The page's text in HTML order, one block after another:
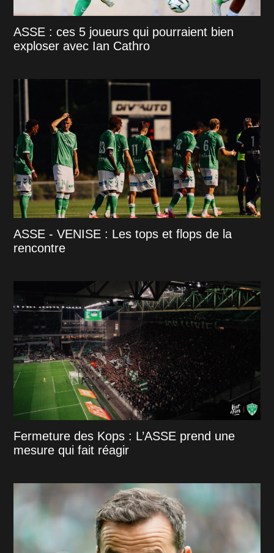
ASSE : ces 5 joueurs qui pourraient bien
exploser avec Ian Cathro
ASSE - VENISE : Les tops et flops de la
rencontre
Fermeture des Kops : L’ASSE prend une
mesure qui fait réagir